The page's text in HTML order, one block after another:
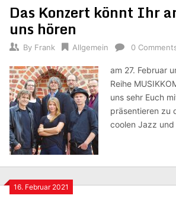
Das Konzert könnt Ihr
uns hören
By Frank Allgemein 0
am 27. Februar
Reihe
uns sehr Euch
präsentieren zu
coolen Jazz
16. Februar 2021